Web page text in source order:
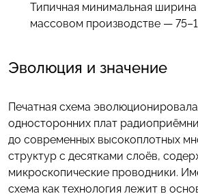
Типичная минимальная
массовом производстве —
Эволюция и значение
Печатная схема
односторонних плат
до современных высокоплотных
структур с десятками слоёв,
микроскопические проводники.
схема как технология лежит в